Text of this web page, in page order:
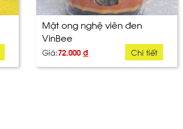
Mật ong nghệ viên đen
VinBee
Giá:72.000đ Chi tiết